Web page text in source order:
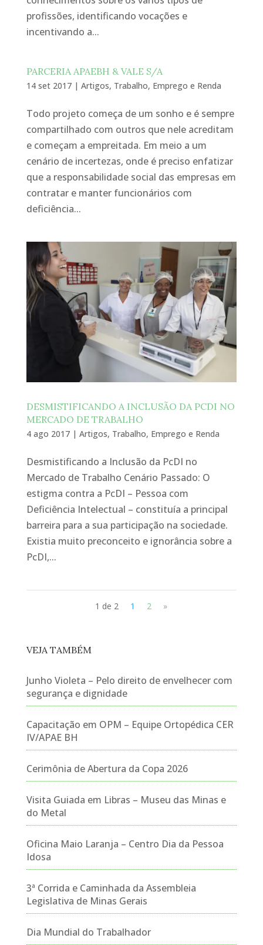
profissões, identificando vocações e
incentivando a...
PARCERIA APAEBH & VALE S/A
14 set 2017| Artigos, Trabalho, Emprego e Renda
Todo projeto começa de um sonho e é sempre
compartilhado com outros que nele acreditam
e começam a empreitada. Em meio a um
cenário de incertezas, onde é preciso enfatizar
que a responsabilidade social das empresas em
contratar e manter funcionários com
deficiência...
DESMISTIFICANDO A INCLUSÃO DA PCDI NO
MERCADO DE TRABALHO
4 ago 2017| Artigos, Trabalho, Emprego e Renda
Desmistificando a Inclusão da PcDI no
Mercado de Trabalho Cenário Passado: O
estigma contra a PcDI – Pessoa com
Deficiência Intelectual – constituía a principal
barreira para a sua participação na sociedade.
Existia muito preconceito e ignorância sobre a
PcDI,...
1 de 2 1 2 »
VEJA TAMBÉM
Junho Violeta – Pelo direito de envelhecer com
segurança e dignidade
Capacitação em OPM – Equipe Ortopédica CER
IV/APAE BH
Cerimônia de Abertura da Copa 2026
Visita Guiada em Libras – Museu das Minas e
do Metal
Oficina Maio Laranja – Centro Dia da Pessoa
Idosa
3ª Corrida e Caminhada da Assembleia
Legislativa de Minas Gerais
Dia Mundial do Trabalhador